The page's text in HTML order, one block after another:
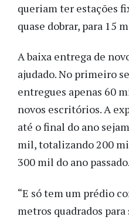
queriam ter estações
quase dobrar, para 15
A baixa entrega de
ajudado. No primeiro
entregues apenas 60
novos escritórios. A
até o final do ano
mil, totalizando 200
300 mil do ano passado.
“E só tem um prédio
metros quadrados